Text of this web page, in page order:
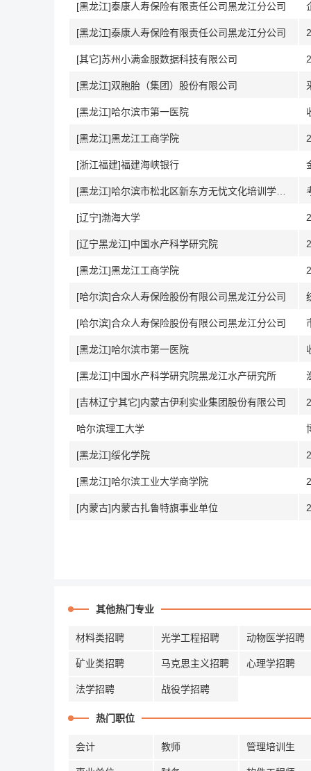
[黑龙江]泰康人寿保险有限责任公司黑龙江分公司
[黑龙江]泰康人寿保险有限责任公司黑龙江分公司
[其它]苏州小满金服数据科技有限公司
[黑龙江]双胞胎（集团）股份有限公司
[黑龙江]哈尔滨市第一医院
[黑龙江]黑龙江工商学院
[浙江福建]福建海峡银行
[辽宁]渤海大学
[辽宁黑龙江]中国水产科学研究院
[黑龙江]黑龙江工商学院
[哈尔滨]合众人寿保险股份有限公司黑龙江分公司
[哈尔滨]合众人寿保险股份有限公司黑龙江分公司
[黑龙江]哈尔滨市第一医院
[黑龙江]中国水产科学研究院黑龙江水产研究所
[吉林辽宁其它]内蒙古伊利实业集团股份有限公司
哈尔滨理工大学
[黑龙江]绥化学院
[黑龙江]哈尔滨工业大学商学院
[内蒙古]内蒙古扎鲁特旗事业单位
其他热门专业
材料类招聘 光学工程招聘 动物医学招聘
矿业类招聘 马克思主义招聘 心理学招聘
法学招聘 战役学招聘
热门职位
会计 教师 管理培训生